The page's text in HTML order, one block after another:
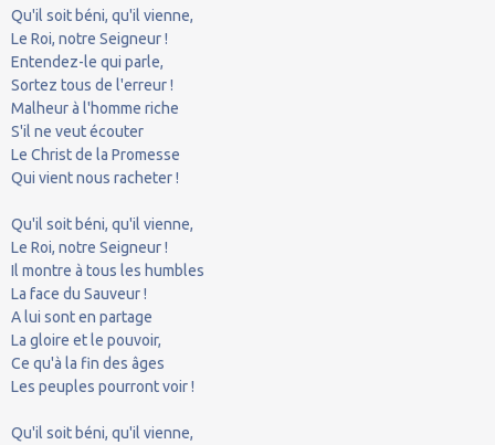
Qu'il soit béni, qu'il vienne,
Le Roi, notre Seigneur !
Entendez-le qui parle,
Sortez tous de l'erreur !
Malheur à l'homme riche
S'il ne veut écouter
Le Christ de la Promesse
Qui vient nous racheter !
Qu'il soit béni, qu'il vienne,
Le Roi, notre Seigneur !
Il montre à tous les humbles
La face du Sauveur !
A lui sont en partage
La gloire et le pouvoir,
Ce qu'à la fin des âges
Les peuples pourront voir !
Qu'il soit béni, qu'il vienne,